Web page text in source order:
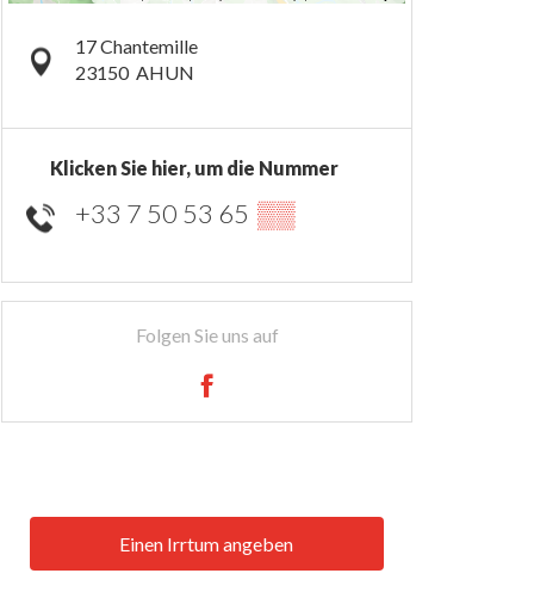
17 Chantemille
23150 AHUN
Klicken Sie hier, um die Nummer
+33 7 50 53 65 ▒▒
Folgen Sie uns auf
Einen Irrtum angeben